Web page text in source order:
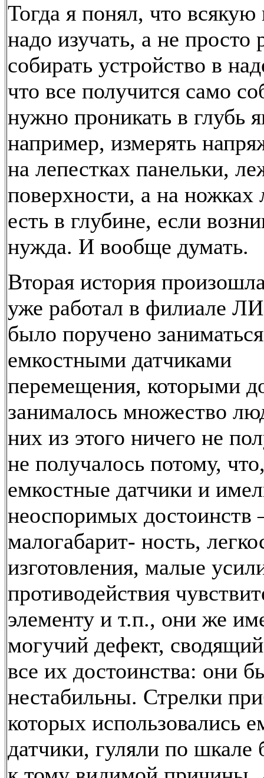
Тогда я понял, что
надо изучать, а не просто
собирать устройство в
что все получится само
нужно проникать в глубь
например, измерять
на лепестках панельки,
поверхности, а на
есть в глубине, если
нужда. И вообще думать.
Вторая история
уже работал в филиале
было поручено заниматься
емкостными датчиками
перемещения, которыми
занималось множество
них из этого ничего не
не получалось потому,
емкостные датчики и
неоспоримых
малогабарит- ность,
изготовления, малые
противодействия
элементу и т.п., они же
могучий дефект,
все их достоинства: они
нестабильны. Стрелки
которых использовались
датчики, гуляли по шкале